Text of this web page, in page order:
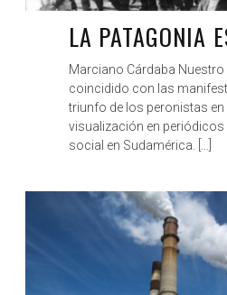
LA PATAGONIA
Marciano Cárdaba Nuestro
coincidido con las
triunfo de los peronistas
visualización en
social en Sudamérica. […]